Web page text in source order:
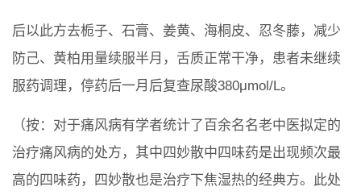
后以此方去栀子、石膏、姜黄、海桐皮、忍冬藤，减少
防己、黄柏用量续服半月，舌质正常干净，患者未继续
服药调理，停药后一月后复查尿酸380μmol/L。
（按：对于痛风病有学者统计了百余名名老中医拟定的
治疗痛风病的处方，其中四妙散中四味药是出现频次最
高的四味药，四妙散也是治疗下焦湿热的经典方。此处